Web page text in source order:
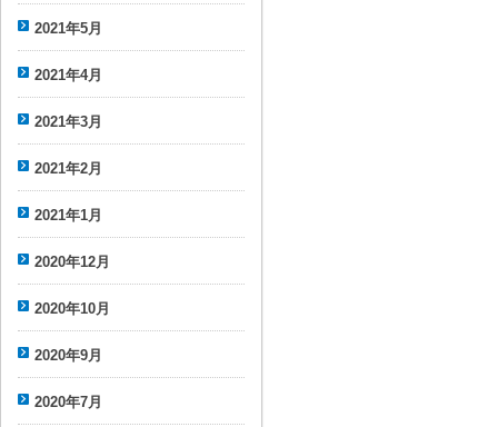
2021年5月
2021年4月
2021年3月
2021年2月
2021年1月
2020年12月
2020年10月
2020年9月
2020年7月